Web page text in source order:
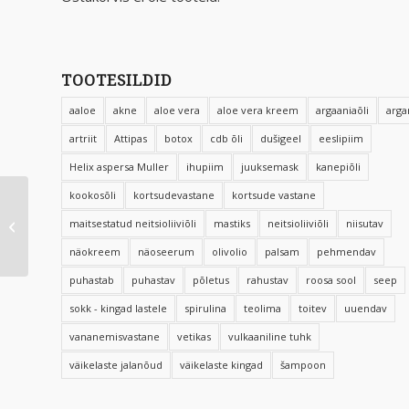
TOOTESILDID
aaloe akne aloe vera aloe vera kreem argaaniaõli
artriit Attipas botox cdb õli dušigeel eeslipiim
Helix aspersa Muller ihupiim juuksemask kanepiõli
kookosõli kortsudevastane kortsude vastane
maitsestatud neitsioliiviõli mastiks neitsioliiviõli niisutav
näokreem näoseerum olivolio palsam pehmendav
puhastab puhastav põletus rahustav roosa sool seep
sokk - kingad lastele spirulina teolima toitev uuendav
vananemisvastane vetikas vulkaaniline tuhk
väikelaste jalanõud väikelaste kingad šampoon
Kollageeni ilueliksiiri
pulber 165g